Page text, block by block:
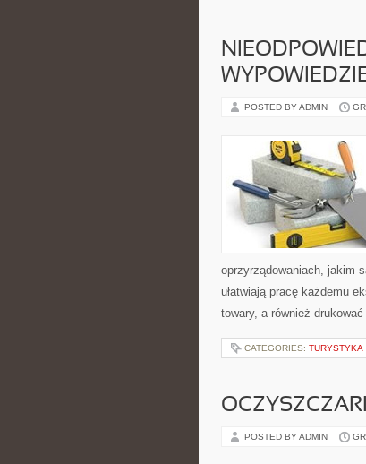
POSTED BY ADMIN
oprzyrządowaniach, jakim
ułatwiają pracę każdemu
towary, a również
CATEGORIES: TURYSTYKA
POSTED BY ADMIN